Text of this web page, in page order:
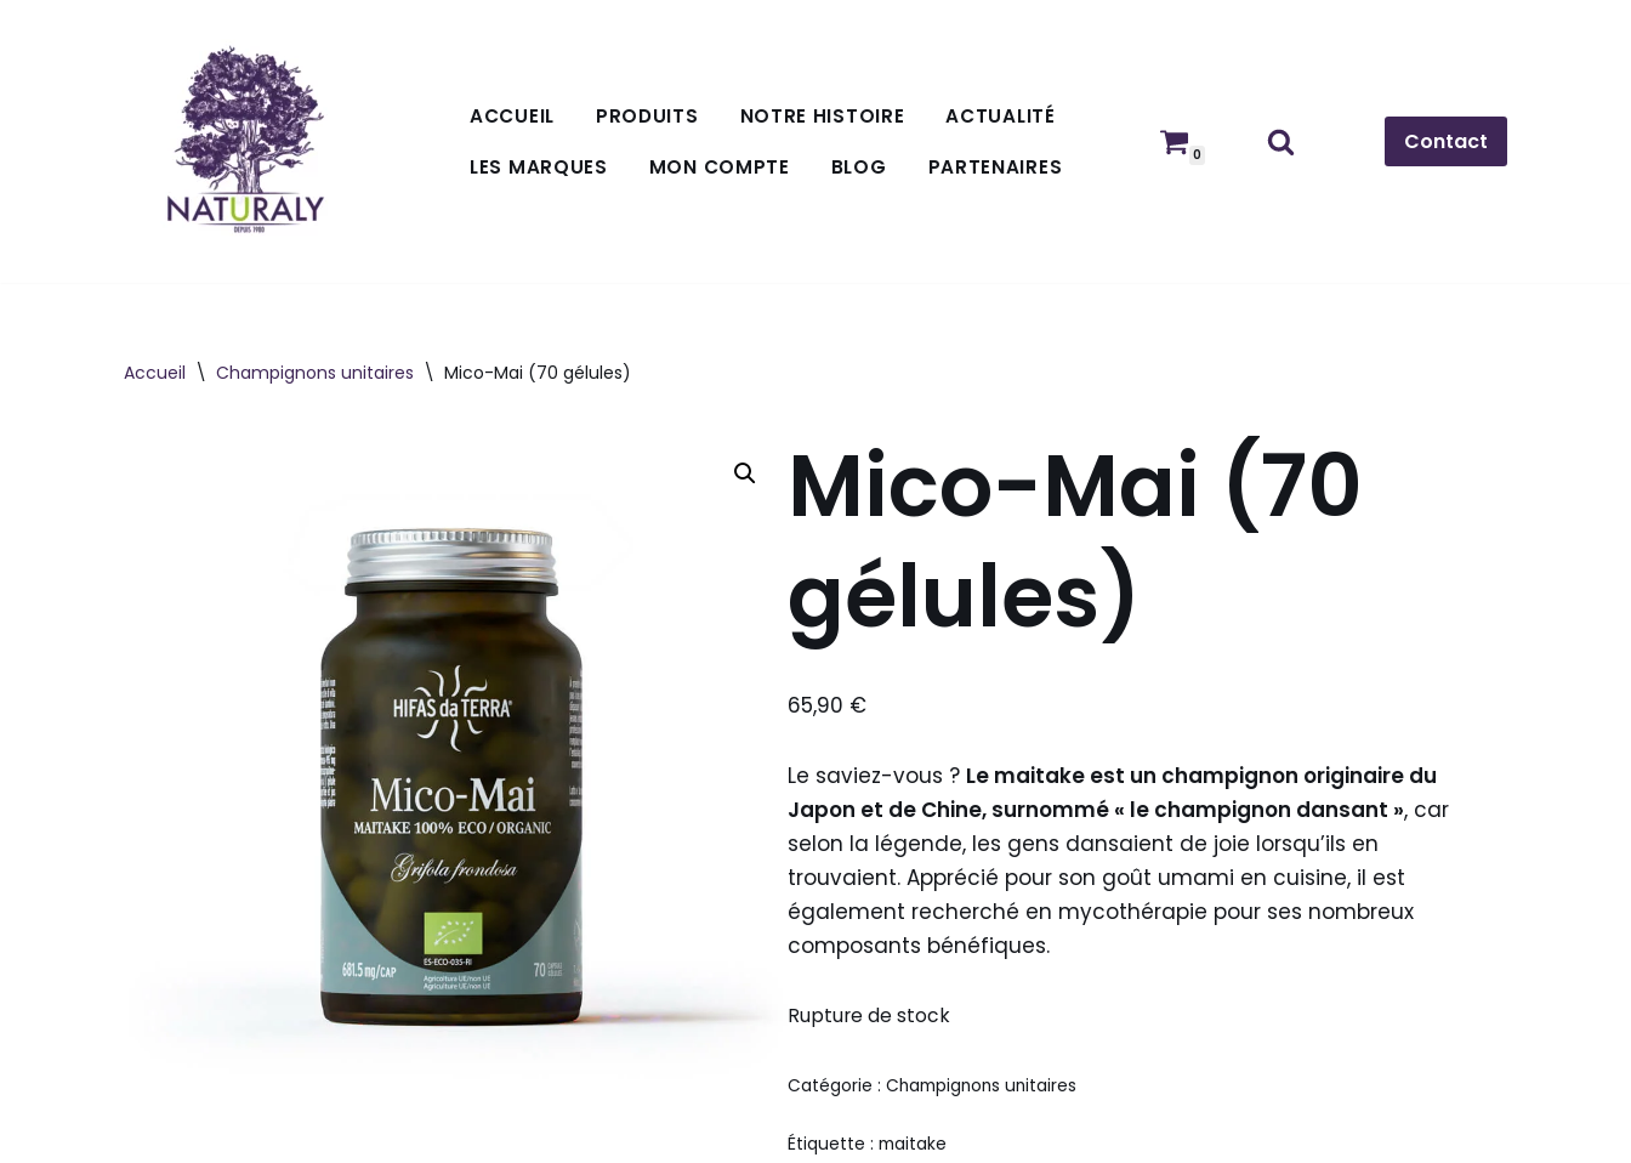
ACCUEIL PRODUITS NOTRE HISTOIRE
ACTUALITÉ
LES MARQUES
MON COMPTE BLOG PARTENAIRES 0 Contact
Accueil \ Champignons unitaires \ Mico-Mai (70 gélules)
Mico-Mai (70
gélules)
65,90 €
Le saviez-vous ? Le maitake est un champignon originaire du
Japon et de Chine, surnommé « le champignon dansant », car
selon la légende, les gens dansaient de joie lorsqu’ils en
trouvaient. Apprécié pour son goût umami en cuisine, il est
également recherché en mycothérapie pour ses nombreux
composants bénéfiques.
Rupture de stock
Catégorie :Champignons unitaires
Étiquette :maitake